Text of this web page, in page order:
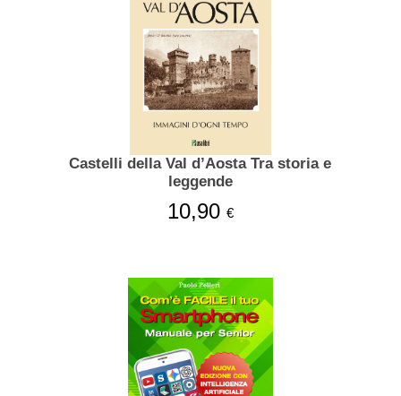
Castelli della Val d’Aosta Tra storia e
leggende
10,90 €